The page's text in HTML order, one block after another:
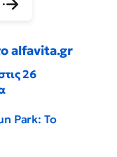
alfavita.gr
26
Park: Το